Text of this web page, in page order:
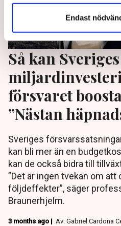
Endast
Så kan Sveriges
försvaret
”Nästan
Sveriges
kan bli mer än en
kan de också bidra till
”Det är ingen tvekan om att
följdeffekter”, säger
Braunerhjelm.
3 months ago | Av: Gabriel Cardona